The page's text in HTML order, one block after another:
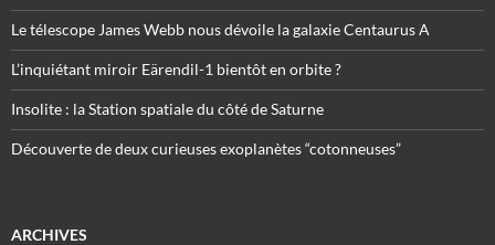
Le télescope James Webb nous dévoile la galaxie Centaurus A
L’inquiétant miroir Eärendil-1 bientôt en orbite ?
Insolite : la Station spatiale du côté de Saturne
Découverte de deux curieuses exoplanètes “cotonneuses”
ARCHIVES